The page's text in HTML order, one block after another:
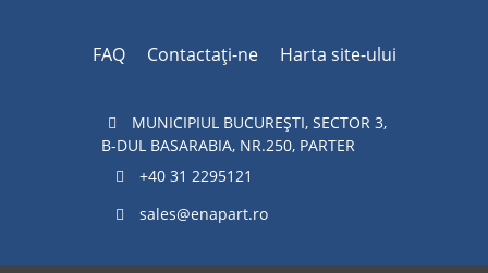
FAQ Contactaţi-ne Harta site-ului
MUNICIPIUL BUCUREŞTI, SECTOR 3,
B-DUL BASARABIA, NR.250, PARTER
+40 31 2295121
sales@enapart.ro